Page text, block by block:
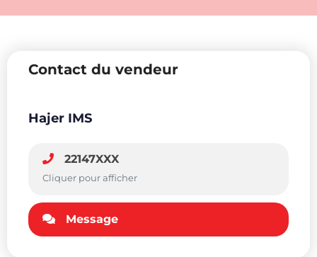
Contact du vendeur
Hajer IMS
22147XXX
Cliquer pour afficher
Message